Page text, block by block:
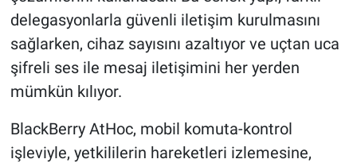
delegasyonlarla güvenli iletişim kurulmasını
sağlarken, cihaz sayısını azaltıyor ve uçtan uca
şifreli ses ile mesaj iletişimini her yerden
mümkün kılıyor.
BlackBerry AtHoc, mobil komuta-kontrol
işleviyle, yetkililerin hareketleri izlemesine,